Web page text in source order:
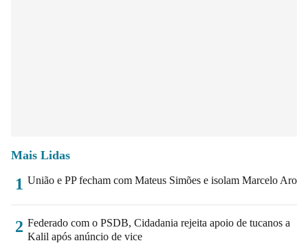
Mais Lidas
1 União e PP fecham com Mateus Simões e isolam Marcelo Aro
2 Federado com o PSDB, Cidadania rejeita apoio de tucanos a
Kalil após anúncio de vice